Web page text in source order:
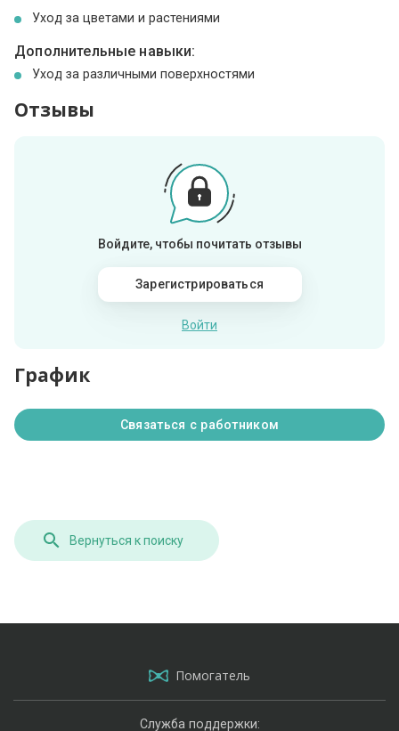
Уход за цветами и растениями
Дополнительные навыки:
Уход за различными поверхностями
Отзывы
Войдите, чтобы почитать отзывы
Зарегистрироваться
Войти
График
Связаться с работником
Вернуться к поиску
Помогатель
Служба поддержки: